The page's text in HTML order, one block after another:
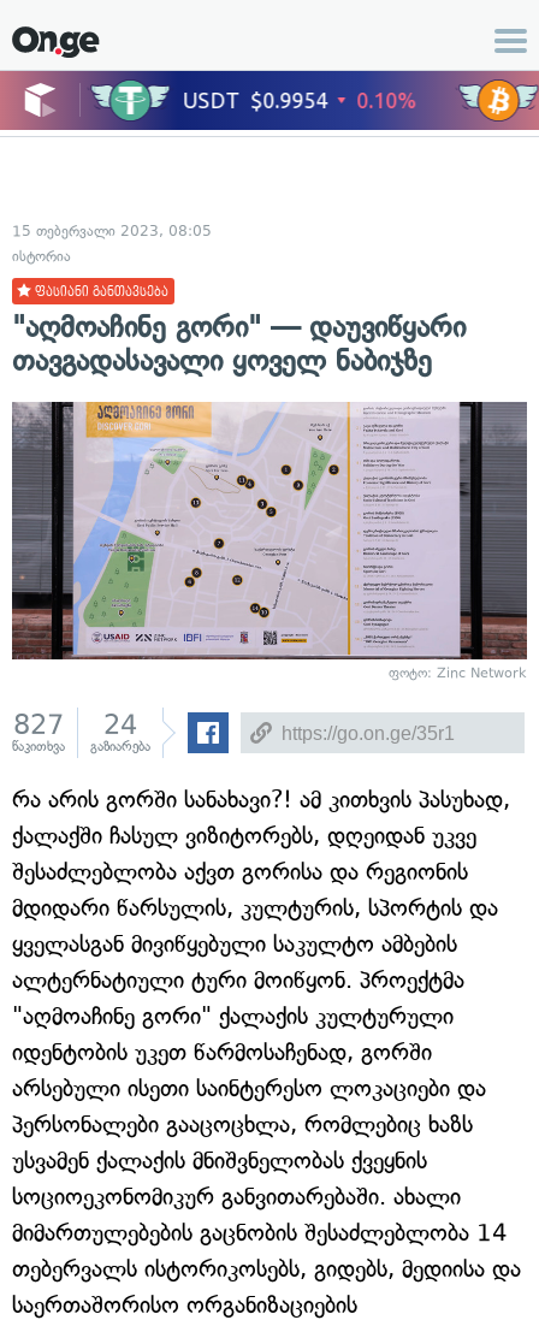
15 თებერვალი 2023, 08:05
ისტორია
ფასიანი განთავსება
"აღმოაჩინე გორი" — დაუვიწყარი
თავგადასავალი ყოველ ნაბიჯზე
ფოტო: Zinc Network
827
წაკითხვა
24
გაზიარება
რა არის გორში სანახავი?! ამ კითხვის პასუხად,
ქალაქში ჩასულ ვიზიტორებს, დღეიდან უკვე
შესაძლებლობა აქვთ გორისა და რეგიონის
მდიდარი წარსულის, კულტურის, სპორტის და
ყველასგან მივიწყებული საკულტო ამბების
ალტერნატიული ტური მოიწყონ. პროექტმა
"აღმოაჩინე გორი" ქალაქის კულტურული
იდენტობის უკეთ წარმოსაჩენად, გორში
არსებული ისეთი საინტერესო ლოკაციები და
პერსონალები გააცოცხლა, რომლებიც ხაზს
უსვამენ ქალაქის მნიშვნელობას ქვეყნის
სოციოეკონომიკურ განვითარებაში. ახალი
მიმართულებების გაცნობის შესაძლებლობა 14
თებერვალს ისტორიკოსებს, გიდებს, მედიისა და
საერთაშორისო ორგანიზაციების